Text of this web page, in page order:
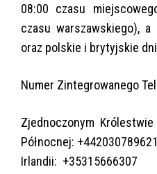
08:00 czasu
czasu warszawskiego),
oraz polskie i brytyjskie
Numer Zintegrowanego
Zjednoczonym
Północnej: +442030789621
Irlandii: +35315666307